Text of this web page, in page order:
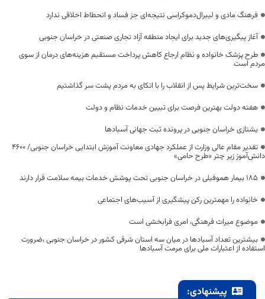
فرهنگ مادی و لیبرال‌دموکراسی نتیجه‌ای جز فساد و انحطاط اخلاقی ندارد
آغاز پیگیری‌های جدید برای ایجاد منطقه آزاد تجاری صنعتی در خراسان جنوبی
طرح پزشک خانواده و نظام ارجاع کاهش پرداخت مستقیم هزینه‌های درمان از سوی
مردم است
سخت‌ترین شرایط پس از انقلاب را با اتکای به مردم پشت سر گذاشتیم
هفته دولت بهترین فرصت برای تبیین خدمات نظام و دولت
یشتازی خراسان جنوبی در پرونده ثبت جهانی آسبادها
تقدیر مقام عالی وزارت از عملکرد جهادی معاونت آموزش ابتدایی خراسان جنوبی/ ۴۶۰۰
دانش‌آموز زیر چتر «طرح حامی»
۱۸۵ بیمار هموفیلی در خراسان جنوبی تحت پوشش خدمات بیمه سلامت قرار دارند
خانواده را مهمترین رکن پیشگیری از آسیب‌های اجتماعی
موضوع میراث فرهنگی، امری فرابخشی است
بیشترین تعداد آسبادها در میان سه استان شرقی کشور در خراسان جنوبی ،ضرورت
استفاده از اعتبارات ملی برای مرمت آسبادها
پیشنهادی: